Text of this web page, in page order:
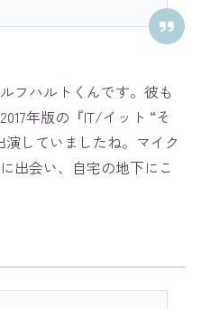
フハルトくんです。彼も
年版の『IT/イット “そ
していましたね。マイク
出会い、自宅の地下にこ